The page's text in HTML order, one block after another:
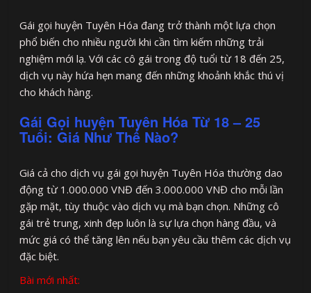
Gái gọi huyện Tuyên Hóa đang trở thành một lựa chọn
phổ biến cho nhiều người khi cần tìm kiếm những trải
nghiệm mới lạ. Với các cô gái trong độ tuổi từ 18 đến 25,
dịch vụ này hứa hẹn mang đến những khoảnh khắc thú vị
cho khách hàng.
Gái Gọi huyện Tuyên Hóa Từ 18 – 25
Tuổi: Giá Như Thế Nào?
Giá cả cho dịch vụ gái gọi huyện Tuyên Hóa thường dao
động từ 1.000.000 VNĐ đến 3.000.000 VNĐ cho mỗi lần
gặp mặt, tùy thuộc vào dịch vụ mà bạn chọn. Những cô
gái trẻ trung, xinh đẹp luôn là sự lựa chọn hàng đầu, và
mức giá có thể tăng lên nếu bạn yêu cầu thêm các dịch vụ
đặc biệt.
Bài mới nhất: